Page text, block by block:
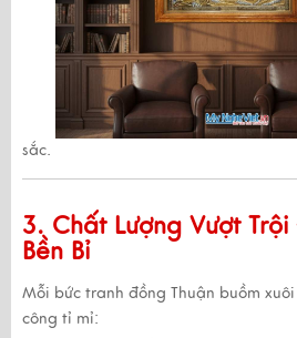
sắc.
3. Chất Lượng Vượt
Bền Bỉ
Mỗi bức tranh đồng Thuận buồm
công tỉ mỉ: